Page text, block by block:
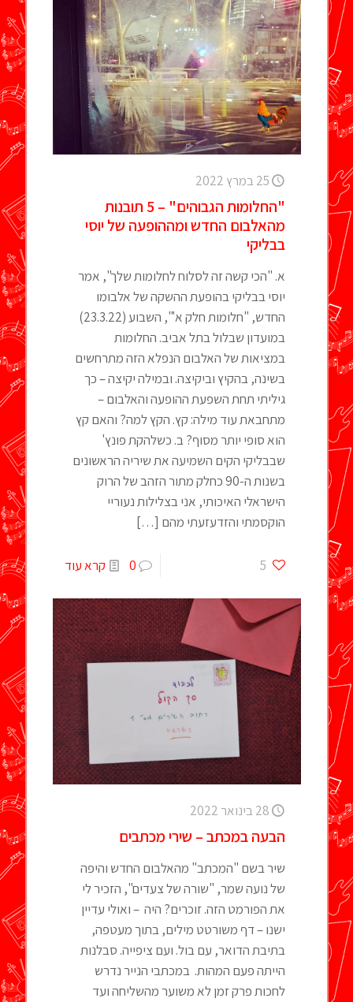
25 במרץ 2022
"החלומות הגבוהים" – 5 תובנות
מהאלבום החדש ומההופעה של יוסי
בבליקי
א. "הכי קשה זה לסלוח לחלומות שלך", אמר
יוסי בבליקי בהופעת ההשקה של אלבומו
החדש, "חלומות חלק א'", השבוע (23.3.22)
במועדון שבלול בתל אביב. החלומות
במציאות של האלבום הנפלא הזה מתרחשים
בשינה, בהקיץ וביקיצה. ובמילה יקיצה – כך
גיליתי תחת השפעת ההופעה והאלבום –
מתחבאת עוד מילה: קץ. הקץ למה? והאם קץ
הוא סופי יותר מסוף? ב. כשלהקת פונץ'
שבבליקי הקים השמיעה את שיריה הראשונים
בשנות ה-90 כחלק מתור הזהב של הרוק
הישראלי האיכותי, אני בצלילות נעוריי
הוקסמתי והזדעזעתי מהם […]
5
0 קרא עוד
28 בינואר 2022
הבעה במכתב – שירי מכתבים
שיר בשם "המכתב" מהאלבום החדש והיפה
של נועה שמר, "שורה של צעדים", הזכיר לי
את הפורמט הזה. זוכרים? היה – ואולי עדיין
ישנו – דף משורטט מילים, בתוך מעטפה,
בתיבת הדואר, עם בול. ועם ציפייה. סבלנות
הייתה פעם המהות. במכתבי הנייר נדרש
לחכות פרק זמן לא משוער מהשליחה ועד